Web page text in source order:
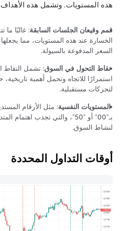
هذه المستويات. وتشمل هذه
قمم وقيعان الجلسات السابقة: غالبًا ما
الخسارة عند هذه المستويات، مما
السعر المدفوعة بالسيولة.
نقاط التحول في السوق: تشمل النقاط
استمرارًا للاتجاه وتحمل أهمية
لتحركات مستقبلية.
المستويات النفسية: مثل الأرقام
بـ"00" أو "50"، والتي تجذب
لنشاط السوق.
أوقات التداول المحددة